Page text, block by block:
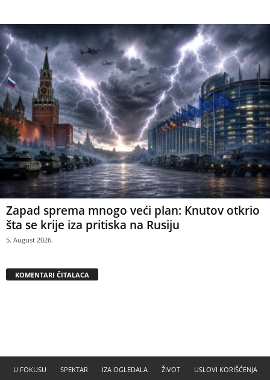
Zapad sprema mnogo veći plan: Knutov otkrio
šta se krije iza pritiska na Rusiju
5. August 2026.
KOMENTARI ČITALACA
U FOKUSU SPEKTAR IZA OGLEDALA ŽIVOT
USLOVI KORIŠĆENJA